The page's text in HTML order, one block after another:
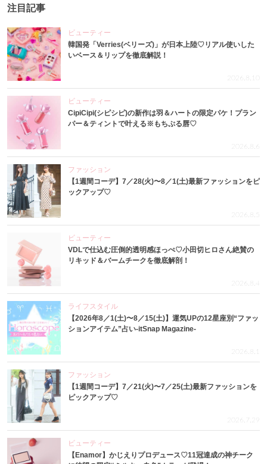
注目記事
ビューティー
韓国発「Verries(ベリーズ)」が日本上陸♡リアル使いした
いベース＆リップを徹底解説！
2026.8.10
ビューティー
CipiCipi(シピシピ)の新作は羽＆ハートの限定パケ！プラン
パー＆ティントで叶える※もちぷる唇♡
2026.8.6
ファッション
【1週間コーデ】7／28(火)〜8／1(土)最新ファッションをピ
ックアップ♡
2026.8.5
ビューティー
VDLで仕込む圧倒的透明感ほっぺ♡小田切ヒロさん絶賛の
リキッド＆バームチークを徹底解剖！
2026.8.4
ライフスタイル
【2026年8／1(土)〜8／15(土)】運気UPの12星座別“ファッ
ションアイテム”占い-itSnap Magazine-
2026.8.1
ファッション
【1週間コーデ】7／21(火)〜7／25(土)最新ファッションを
ピックアップ♡
2026.7.29
ビューティー
【Enamor】かじえりプロデュース♡11冠達成の神チーク